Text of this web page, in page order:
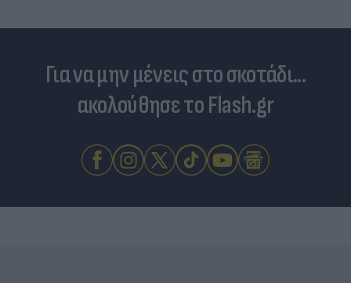
Για να μην μένεις στο σκοτάδι...
ακολούθησε το Flash.gr